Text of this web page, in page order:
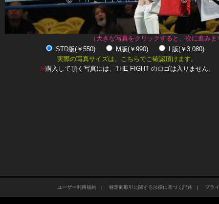
（大きな写真をクリックすると、次に進みま
STD版(￥550)
M版(￥990)
L版(￥3,080)
実際の写真サイズは、こちらでご確認頂けます。
※購入して頂く写真には、THE FIGHT のロゴは入りません。
ユーザー利用規約| 特定商取引に関する法律に基づく記述 | プラ